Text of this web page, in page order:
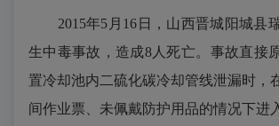
2015年5月16日，山西晋城阳城县
生中毒事故，造成8人死亡。事故直接
置冷却池内二硫化碳冷却管线泄漏时，
间作业票、未佩戴防护用品的情况下进